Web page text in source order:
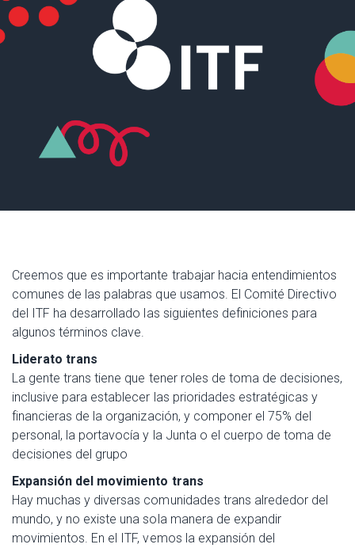
Creemos que es importante trabajar hacia entendimientos
comunes de las palabras que usamos. El Comité Directivo
del ITF ha desarrollado las siguientes definiciones para
algunos términos clave.
Liderato trans
La gente trans tiene que tener roles de toma de decisiones,
inclusive para establecer las prioridades estratégicas y
financieras de la organización, y componer el 75% del
personal, la portavocía y la Junta o el cuerpo de toma de
decisiones del grupo
Expansión del movimiento trans
Hay muchas y diversas comunidades trans alrededor del
mundo, y no existe una sola manera de expandir
movimientos. En el ITF, vemos la expansión del